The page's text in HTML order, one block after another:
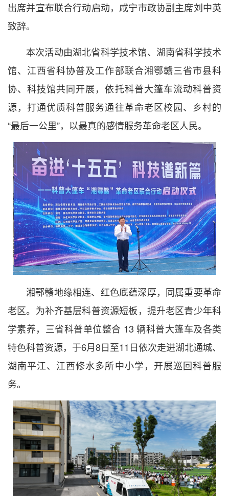
出席并宣布联合行动启动，咸宁市政协副主席刘中英
致辞。
本次活动由湖北省科学技术馆、湖南省科学技术
馆、江西省科协普及工作部联合湘鄂赣三省市县科
协、科技馆共同开展，依托科普大篷车流动科普资
源，打通优质科普服务通往革命老区校园、乡村的
“最后一公里”，以最真的感情服务革命老区人民。
湘鄂赣地缘相连、红色底蕴深厚，同属重要革命
老区。为补齐基层科普资源短板，提升老区青少年科
学素养，三省科普单位整合 13 辆科普大篷车及各类
特色科普资源，于6月8日至11日依次走进湖北通城、
湖南平江、江西修水多所中小学，开展巡回科普服
务。